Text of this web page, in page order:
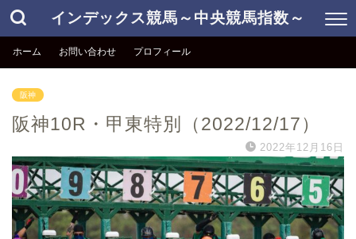
インデックス競馬～中央競馬指数～
ホーム お問い合わせ プロフィール
阪神
阪神10R・甲東特別（2022/12/17）
2022年12月16日